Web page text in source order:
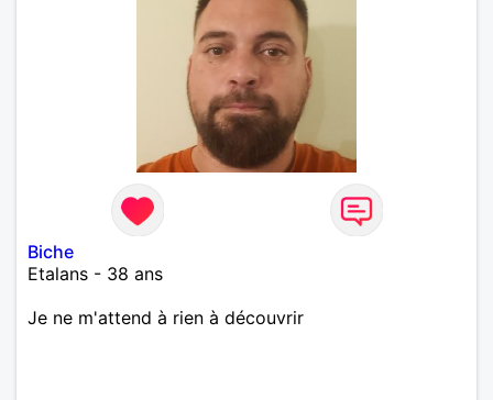
Biche
Etalans - 38 ans
Je ne m'attend à rien à découvrir